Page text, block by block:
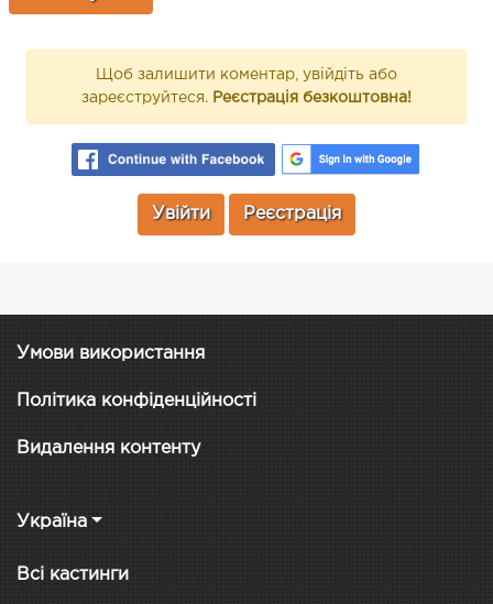
Щоб залишити коментар, увійдіть або
зареєструйтеся. Реєстрація безкоштовна!
Увійти Реєстрація
Умови використання
Політика конфіденційності
Видалення контенту
Україна
Всі кастинги